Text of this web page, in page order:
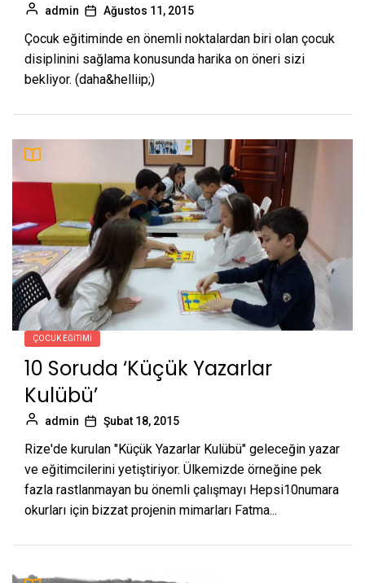
admin Ağustos 11, 2015
Çocuk eğitiminde en önemli noktalardan biri olan çocuk
disiplinini sağlama konusunda harika on öneri sizi
bekliyor. (daha&helliip;)
ÇOCUK EĞITIMI
10 Soruda ‘Küçük Yazarlar
Kulübü’
admin Şubat 18, 2015
Rize'de kurulan "Küçük Yazarlar Kulübü" geleceğin yazar
ve eğitimcilerini yetiştiriyor. Ülkemizde örneğine pek
fazla rastlanmayan bu önemli çalışmayı Hepsi10numara
okurları için bizzat projenin mimarları Fatma...